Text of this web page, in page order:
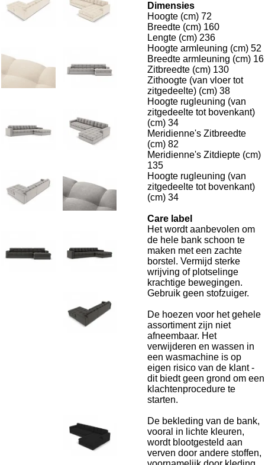
Dimensies
Hoogte (cm) 72
Breedte (cm) 160
Lengte (cm) 236
Hoogte armleuning (cm) 52
Breedte armleuning (cm) 16
Zitbreedte (cm) 130
Zithoogte (van vloer tot
zitgedeelte) (cm) 38
Hoogte rugleuning (van
zitgedeelte tot bovenkant)
(cm) 34
Meridienne's Zitbreedte
(cm) 82
Meridienne's Zitdiepte (cm)
135
Hoogte rugleuning (van
zitgedeelte tot bovenkant)
(cm) 34
Care label
Het wordt aanbevolen om
de hele bank schoon te
maken met een zachte
borstel. Vermijd sterke
wrijving of plotselinge
krachtige bewegingen.
Gebruik geen stofzuiger.
De hoezen voor het gehele
assortiment zijn niet
afneembaar. Het
verwijderen en wassen in
een wasmachine is op
eigen risico van de klant -
dit biedt geen grond om een
​​klachtenprocedure te
starten.
De bekleding van de bank,
vooral in lichte kleuren,
wordt blootgesteld aan
verven door andere stoffen,